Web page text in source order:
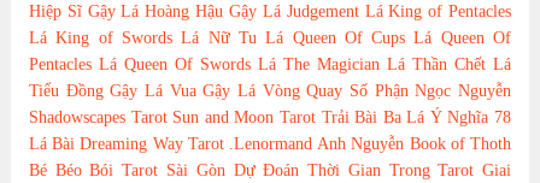
Hiệp Sĩ Gậy Lá Hoàng Hậu Gậy Lá Judgement Lá King of Pentacles
Lá King of Swords Lá Nữ Tu Lá Queen Of Cups Lá Queen Of
Pentacles Lá Queen Of Swords Lá The Magician Lá Thần Chết Lá
Tiểu Đồng Gậy Lá Vua Gậy Lá Vòng Quay Số Phận Ngọc Nguyễn
Shadowscapes Tarot Sun and Moon Tarot Trải Bài Ba Lá Ý Nghĩa 78
Lá Bài Dreaming Way Tarot .Lenormand Anh Nguyễn Book of Thoth
Bé Béo Bói Tarot Sài Gòn Dự Đoán Thời Gian Trong Tarot Giai